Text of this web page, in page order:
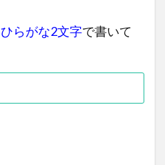
ひらがな2文字で書いて